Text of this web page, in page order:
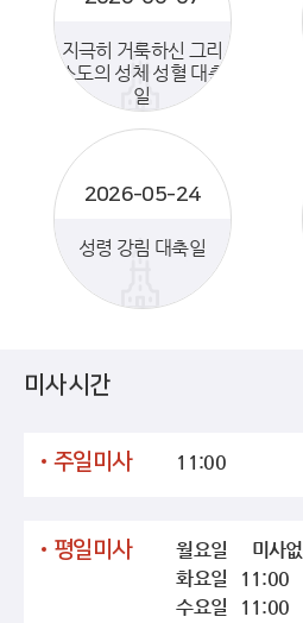
지극히 거룩하신 그리
스도의 성체 성혈 대축
일
2026-05-24
성령 강림 대축일
미사시간
주일미사 11:00
평일미사 월요일 미사
화요일 11:00
수요일 11:00